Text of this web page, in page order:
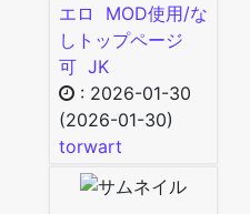
エロ
MOD使用/な
し トップページ
可 JK
: 2026-01-30
(2026-01-30)
torwart